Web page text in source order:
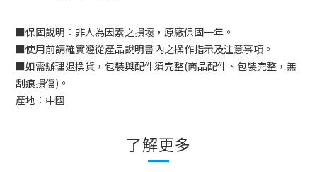
■保固說明：非人為因素之損壞，原廠保固一年。
■使用前請確實遵從產品說明書內之操作指示及注意事項。
■如需辦理退換貨，包裝與配件須完整(商品配件、包裝完整，無
刮痕損傷) 。
產地：中國
了解更多